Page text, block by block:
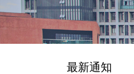
最新通知